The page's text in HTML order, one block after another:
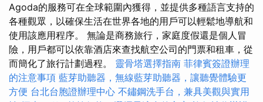
Agoda的服務可在全球範圍內獲得，並提供多種語言支持的
各種觀眾，以確保生活在世界各地的用戶可以輕鬆地導航和
使用該應用程序。 無論是商務旅行，家庭度假還是個人冒
險，用戶都可以依靠酒店來查找航空公司的門票和租車，從
而簡化了旅行計劃過程。 靈骨塔選擇指南 菲律賓簽證辦理
的注意事項 藍芽助聽器，無線藍芽助聽器，讓聽覺體驗更
方便 台北台胞證辦理中心 不鏽鋼洗手台，兼具美觀與實用